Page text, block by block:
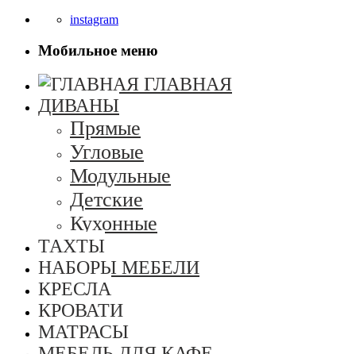
instagram
Мобильное меню
ГЛАВНАЯ
ДИВАНЫ
Прямые
Угловые
Модульные
Детские
Кухонные
ТАХТЫ
НАБОРЫ МЕБЕЛИ
КРЕСЛА
КРОВАТИ
МАТРАСЫ